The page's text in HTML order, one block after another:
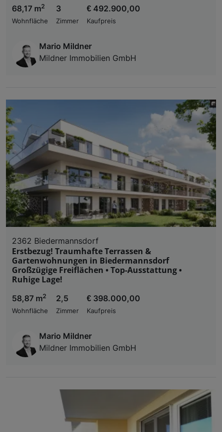
68,17 m2
Wohnfläche
3
Zimmer
€ 492.900,00
Kaufpreis
Mario Mildner
Mildner Immobilien GmbH
2362 Biedermannsdorf
Erstbezug! Traumhafte Terrassen &
Gartenwohnungen in Biedermannsdorf
Großzügige Freiflächen • Top-Ausstattung •
Ruhige Lage!
58,87 m2
Wohnfläche
2,5
Zimmer
€ 398.000,00
Kaufpreis
Mario Mildner
Mildner Immobilien GmbH